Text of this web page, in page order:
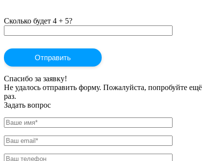
Сколько будет 4 + 5?
Спасибо за заявку!
Не удалось отправить форму. Пожалуйста, попробуйте ещё
раз.
Задать вопрос